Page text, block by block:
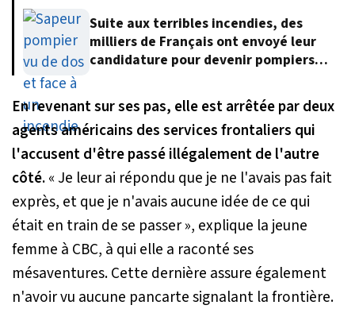
Suite aux terribles incendies, des
milliers de Français ont envoyé leur
candidature pour devenir pompiers
En revenant sur ses pas, elle est arrêtée par deux
agents américains des services frontaliers qui
l'accusent d'être passé illégalement de l'autre
côté.« Je leur ai répondu que je ne l'avais pas fait
exprès, et que je n'avais aucune idée de ce qui
était en train de se passer », explique la jeune
femme à CBC, à qui elle a raconté ses
mésaventures. Cette dernière assure également
n'avoir vu aucune pancarte signalant la frontière.